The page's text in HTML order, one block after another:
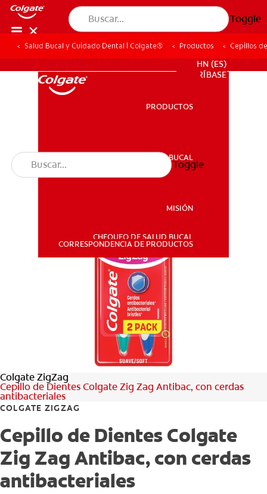
Toggle
SALUD BUCAL
CHEQUEO DE SALUD BUCAL
CORRESPONDENCIA DE PRODUCTOS
HN (ES)
SUSCRÍBASE
PRODUCTOS
SALUD BUCAL
MISIÓN
CHEQUEO DE SALUD BUCAL
CORRESPONDENCIA DE PRODUCTOS
Toggle
Salud Bucal y Cuidado Dental | Colgate® Productos Cepillos
Colgate ZigZag
Cepillo de Dientes Colgate Zig Zag Antibac, con cerdas
antibacteriales
COLGATE ZIGZAG
Cepillo de Dientes Colgate
Zig Zag Antibac, con cerdas
antibacteriales